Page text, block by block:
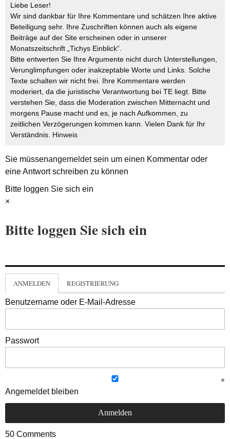
Liebe Leser!
Wir sind dankbar für Ihre Kommentare und schätzen Ihre aktive
Beteiligung sehr. Ihre Zuschriften können auch als eigene
Beiträge auf der Site erscheinen oder in unserer
Monatszeitschrift „Tichys Einblick“.
Bitte entwerten Sie Ihre Argumente nicht durch Unterstellungen,
Verunglimpfungen oder inakzeptable Worte und Links. Solche
Texte schalten wir nicht frei. Ihre Kommentare werden
moderiert, da die juristische Verantwortung bei TE liegt. Bitte
verstehen Sie, dass die Moderation zwischen Mitternacht und
morgens Pause macht und es, je nach Aufkommen, zu
zeitlichen Verzögerungen kommen kann. Vielen Dank für Ihr
Verständnis. Hinweis
Sie müssenangemeldetsein um einen Kommentar oder
eine Antwort schreiben zu können
Bitte loggen Sie sich ein
×
Bitte loggen Sie sich ein
ANMELDEN REGISTRIERUNG
Benutzername oder E-Mail-Adresse
Passwort
Angemeldet bleiben
50 Comments